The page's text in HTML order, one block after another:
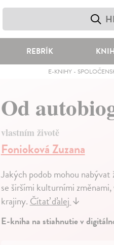
REBRÍK
E-KNIHY -
Od
vlastním životě
Fonioková Zuzana
Jakých podob mohou
se širšími kulturními
krajiny.Čítať ďalej↓
E-kniha na stiahnutie v